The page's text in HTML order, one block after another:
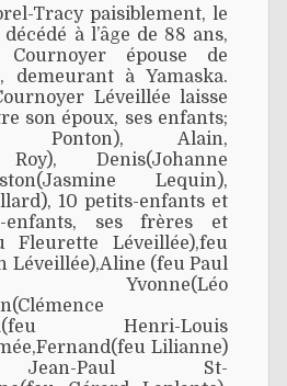
Tracy paisiblement, le
à l’âge de 88 ans,
Cournoyer épouse de
demeurant à Yamaska.
Léveillée laisse
son époux, ses enfants;
Ponton), Alain,
Denis(Johanne
Lequin),
10 petits-enfants et
enfants, ses frères et
Fleurette Léveillée),feu
Léveillée),Aline (feu Paul
Yvonne(Léo
Henri-Louis
Lilianne)
Jean-Paul St-